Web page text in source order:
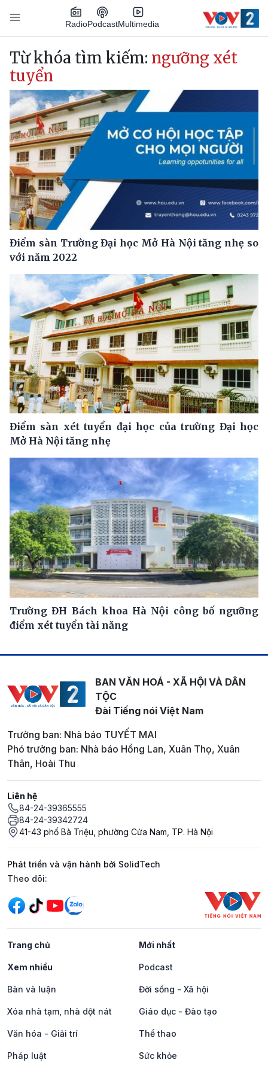
Nhảy đến nội dung
RadioPodcastMultimedia
Main navigation
Từ khóa tìm kiếm: ngưỡng xét
tuyển
Điểm sàn Trường Đại học Mở Hà Nội tăng nhẹ so
với năm 2022
Điểm sàn xét tuyển đại học của trường Đại học
Mở Hà Nội tăng nhẹ
Trường ĐH Bách khoa Hà Nội công bố ngưỡng
điểm xét tuyển tài năng
BAN VĂN HOÁ - XÃ HỘI VÀ DÂN
TỘC
Đài Tiếng nói Việt Nam
Trưởng ban: Nhà báo TUYẾT MAI
Phó trưởng ban: Nhà báo Hồng Lan, Xuân Thọ, Xuân
Thân, Hoài Thu
Liên hệ
84-24-39365555
84-24-39342724
41-43 phố Bà Triệu, phường Cửa Nam, TP. Hà Nội
Phát triển và vận hành bởi SolidTech
Mạng xã hội
Theo dõi:
Trang chủ Mới nhất
Xem nhiều Podcast
Bàn và luận Đời sống - Xã hội
Xóa nhà tạm, nhà dột nát Giáo dục - Đào tạo
Văn hóa - Giải trí Thể thao
Pháp luật Sức khỏe